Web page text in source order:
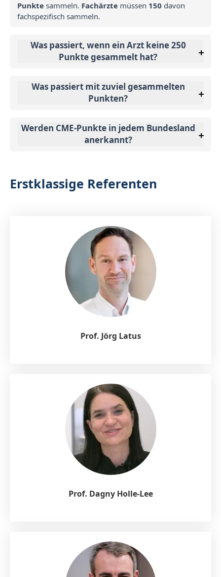
Punkte sammeln. Fachärzte müssen 150 davon
fachspezifisch sammeln.
Was passiert, wenn ein Arzt keine 250
Punkte gesammelt hat?
Was passiert mit zuviel gesammelten
Punkten?
Werden CME-Punkte in jedem Bundesland
anerkannt?
Erstklassige Referenten
Prof. Jörg Latus
Prof. Dagny Holle-Lee